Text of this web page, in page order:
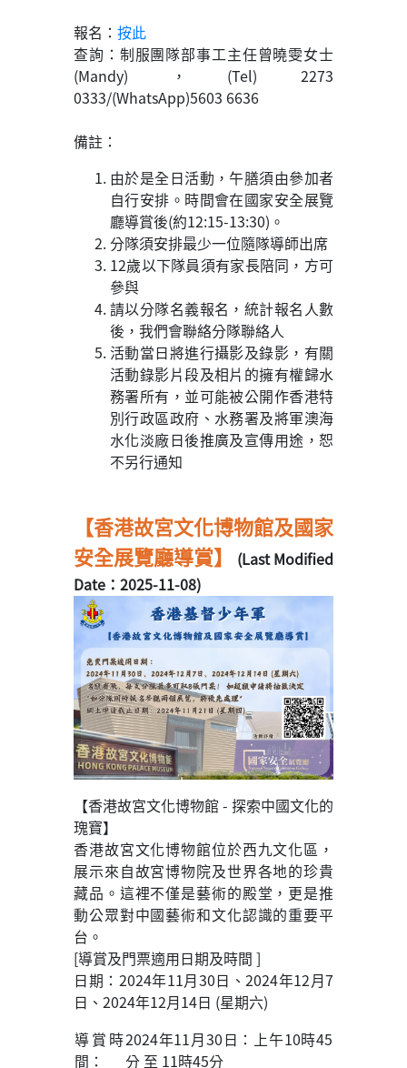
報名： 按此
查詢：制服團隊部事工主任曾曉雯女士
(Mandy) ，(Tel) 2273
0333/(WhatsApp)5603 6636
備註：
由於是全日活動，午膳須由參加者
自行安排。時間會在國家安全展覽
廳導賞後(約12:15-13:30)。
分隊須安排最少一位隨隊導師出席
12歲以下隊員須有家長陪同，方可
參與
請以分隊名義報名，統計報名人數
後，我們會聯絡分隊聯絡人
活動當日將進行攝影及錄影，有關
活動錄影片段及相片的擁有權歸水
務署所有，並可能被公開作香港特
別行政區政府、水務署及將軍澳海
水化淡廠日後推廣及宣傳用途，恕
不另行通知
【香港故宮文化博物館及國家
安全展覽廳導賞】
(Last Modified
Date：2025-11-08)
【香港故宮文化博物館 - 探索中國文化的
瑰寶】
香港故宮文化博物館位於西九文化區，
展示來自故宮博物院及世界各地的珍貴
藏品。這裡不僅是藝術的殿堂，更是推
動公眾對中國藝術和文化認識的重要平
台。
[導賞及門票適用日期及時間 ]
日期：2024年11月30日、2024年12月7
日、2024年12月14日 (星期六)
導賞時
間：
2024年11月30日：上午10時45
分 至 11時45分